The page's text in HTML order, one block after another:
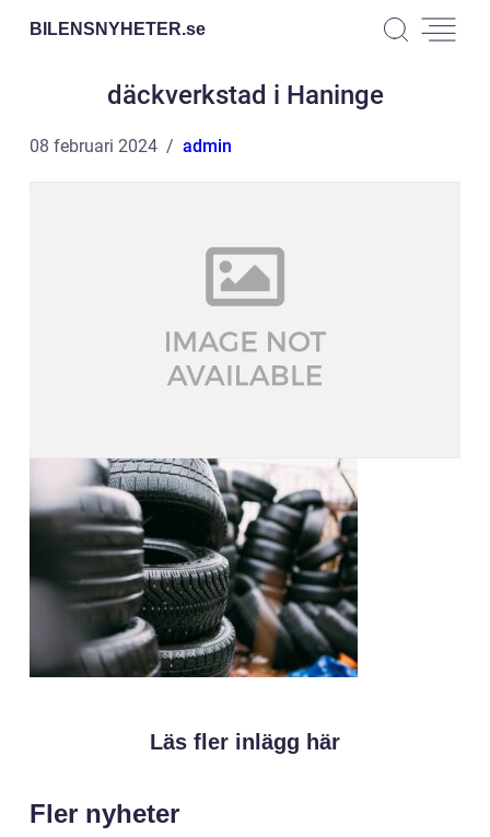
BILENSNYHETER.se
däckverkstad i Haninge
08 februari 2024 admin
Läs fler inlägg här
Fler nyheter